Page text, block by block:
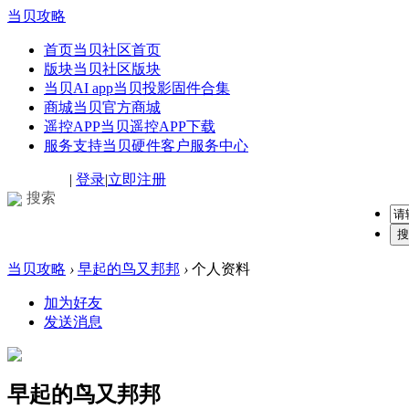
当贝攻略
首页当贝社区首页
版块当贝社区版块
当贝AI app当贝投影固件合集
商城当贝官方商城
遥控APP当贝遥控APP下载
服务支持当贝硬件客户服务中心
搜索
| 登录|立即注册
当贝攻略 › 早起的鸟又邦邦 › 个人资料
加为好友
发送消息
早起的鸟又邦邦